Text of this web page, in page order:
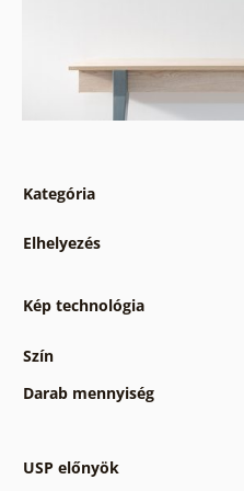
Kategória
Elhelyezés
Kép technológia
Szín
Darab mennyiség
USP előnyök